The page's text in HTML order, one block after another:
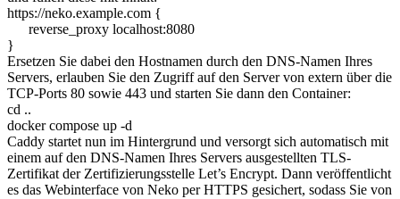
https://neko.example.com {
reverse_proxy localhost:8080
}
Ersetzen Sie dabei den Hostnamen durch den DNS-Namen Ihres
Servers, erlauben Sie den Zugriff auf den Server von extern über die
TCP-Ports 80 sowie 443 und starten Sie dann den Container:
cd ..
docker compose up -d
Caddy startet nun im Hintergrund und versorgt sich automatisch mit
einem auf den DNS-Namen Ihres Servers ausgestellten TLS-
Zertifikat der Zertifizierungsstelle Let’s Encrypt. Dann veröffentlicht
es das Webinterface von Neko per HTTPS gesichert, sodass Sie von